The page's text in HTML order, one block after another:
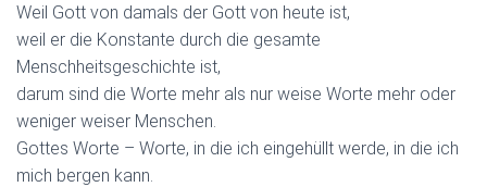
Weil Gott von damals der Gott von heute ist,
weil er die Konstante durch die gesamte
Menschheitsgeschichte ist,
darum sind die Worte mehr als nur weise Worte mehr oder
weniger weiser Menschen.
Gottes Worte – Worte, in die ich eingehüllt werde, in die ich
mich bergen kann.